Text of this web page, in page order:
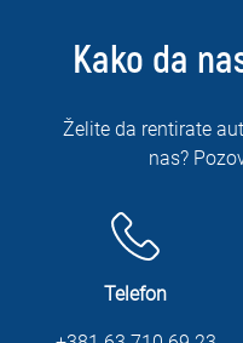
Kako da
Želite da rentirate
nas?
Telefon